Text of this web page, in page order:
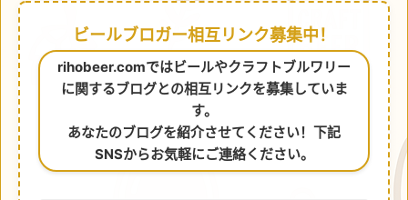
ビールブロガー相互リンク募集中！
rihobeer.comではビールやクラフトブルワリー
に関するブログとの相互リンクを募集していま
す。
あなたのブログを紹介させてください！下記
SNSからお気軽にご連絡ください。